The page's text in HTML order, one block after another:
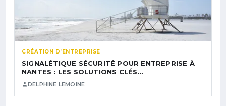
CRÉATION D’ENTREPRISE
SIGNALÉTIQUE SÉCURITÉ POUR ENTREPRISE À
NANTES : LES SOLUTIONS CLÉS…
DELPHINE LEMOINE